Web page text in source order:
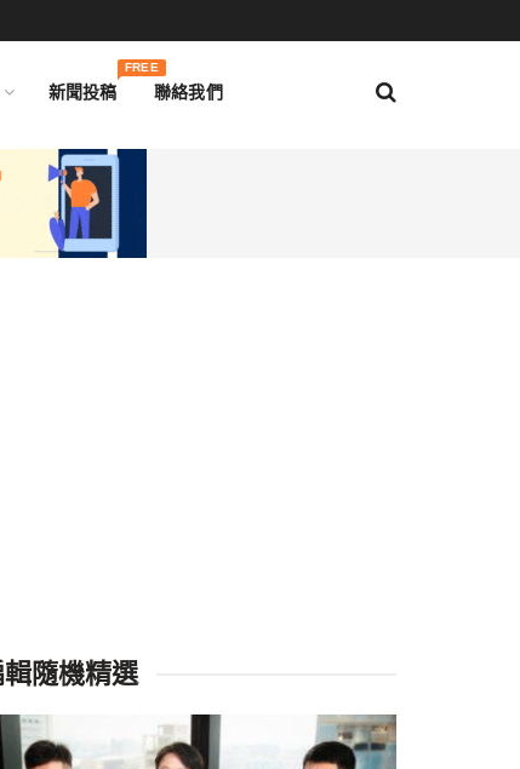
新聞投稿
FREE
聯絡我們
隨機精選